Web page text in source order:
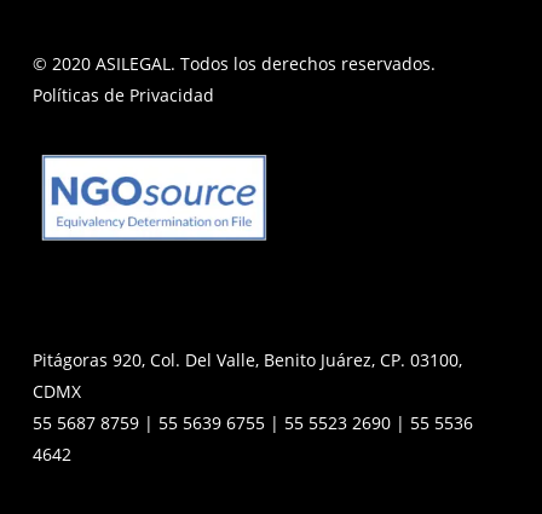
© 2020 ASILEGAL. Todos los derechos reservados.
Políticas de Privacidad
Pitágoras 920, Col. Del Valle, Benito Juárez, CP. 03100,
CDMX
55 5687 8759 | 55 5639 6755 | 55 5523 2690 | 55 5536
4642